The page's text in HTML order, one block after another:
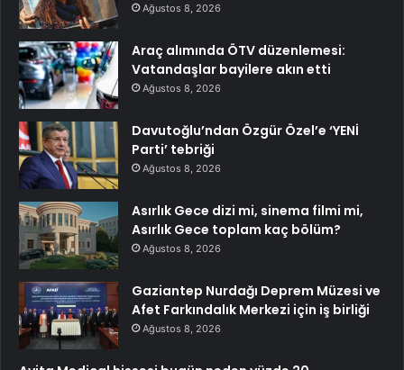
Ağustos 8, 2026
Araç alımında ÖTV düzenlemesi:
Vatandaşlar bayilere akın etti
Ağustos 8, 2026
Davutoğlu’ndan Özgür Özel’e ‘YENİ
Parti’ tebriği
Ağustos 8, 2026
Asırlık Gece dizi mi, sinema filmi mi,
Asırlık Gece toplam kaç bölüm?
Ağustos 8, 2026
Gaziantep Nurdağı Deprem Müzesi ve
Afet Farkındalık Merkezi için iş birliği
Ağustos 8, 2026